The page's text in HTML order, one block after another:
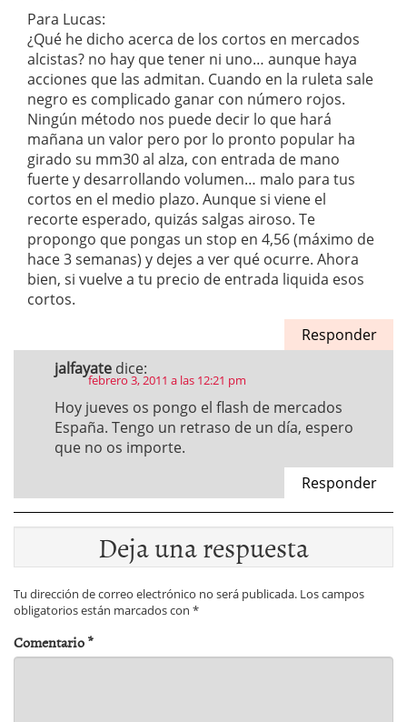
Para Lucas:
¿Qué he dicho acerca de los cortos en mercados
alcistas? no hay que tener ni uno… aunque haya
acciones que las admitan. Cuando en la ruleta sale
negro es complicado ganar con número rojos.
Ningún método nos puede decir lo que hará
mañana un valor pero por lo pronto popular ha
girado su mm30 al alza, con entrada de mano
fuerte y desarrollando volumen… malo para tus
cortos en el medio plazo. Aunque si viene el
recorte esperado, quizás salgas airoso. Te
propongo que pongas un stop en 4,56 (máximo de
hace 3 semanas) y dejes a ver qué ocurre. Ahora
bien, si vuelve a tu precio de entrada liquida esos
cortos.
Responder
jalfayate dice:
febrero 3, 2011 a las 12:21 pm
Hoy jueves os pongo el flash de mercados
España. Tengo un retraso de un día, espero
que no os importe.
Responder
Deja una respuesta
Tu dirección de correo electrónico no será publicada. Los campos
obligatorios están marcados con *
Comentario*